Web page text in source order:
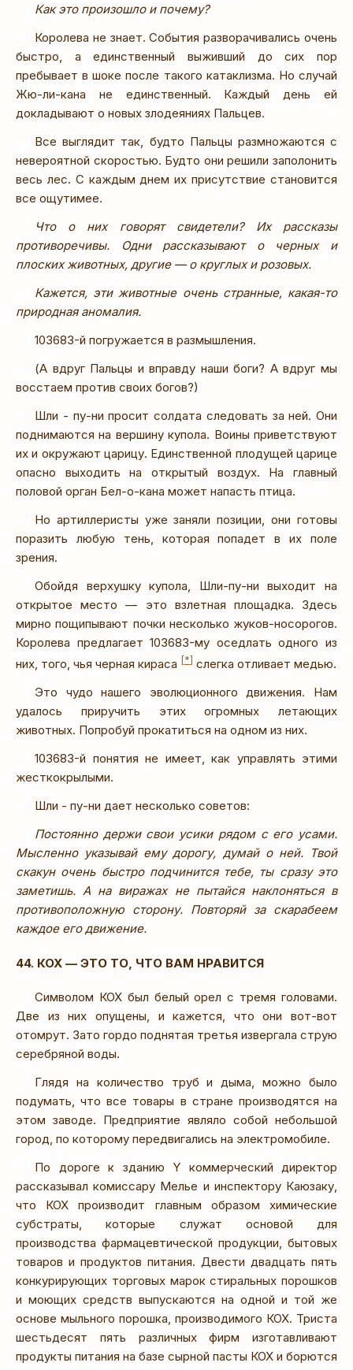
Как это произошло и почему?
Королева не знает. События разворачивались очень
быстро, а единственный выживший до сих пор
пребывает в шоке после такого катаклизма. Но случай
Жю-ли-кана не единственный. Каждый день ей
докладывают о новых злодеяниях Пальцев.
Все выглядит так, будто Пальцы размножаются с
невероятной скоростью. Будто они решили заполонить
весь лес. С каждым днем их присутствие становится
все ощутимее.
Что о них говорят свидетели? Их рассказы
противоречивы. Одни рассказывают о черных и
плоских животных, другие — о круглых и розовых.
Кажется, эти животные очень странные, какая-то
природная аномалия.
103683-й погружается в размышления.
(А вдруг Пальцы и вправду наши боги? А вдруг мы
восстаем против своих богов?)
Шли - пу-ни просит солдата следовать за ней. Они
поднимаются на вершину купола. Воины приветствуют
их и окружают царицу. Единственной плодущей царице
опасно выходить на открытый воздух. На главный
половой орган Бел-о-кана может напасть птица.
Но артиллеристы уже заняли позиции, они готовы
поразить любую тень, которая попадет в их поле
зрения.
Обойдя верхушку купола, Шли-пу-ни выходит на
открытое место — это взлетная площадка. Здесь
мирно пощипывают почки несколько жуков-носорогов.
Королева предлагает 103683-му оседлать одного из
них, того, чья черная кираса [*] слегка отливает медью.
Это чудо нашего эволюционного движения. Нам
удалось приручить этих огромных летающих
животных. Попробуй прокатиться на одном из них.
103683-й понятия не имеет, как управлять этими
жесткокрылыми.
Шли - пу-ни дает несколько советов:
Постоянно держи свои усики рядом с его усами.
Мысленно указывай ему дорогу, думай о ней. Твой
скакун очень быстро подчинится тебе, ты сразу это
заметишь. А на виражах не пытайся наклоняться в
противоположную сторону. Повторяй за скарабеем
каждое его движение.
44. КОХ — ЭТО ТО, ЧТО ВАМ НРАВИТСЯ
Символом КОХ был белый орел с тремя головами.
Две из них опущены, и кажется, что они вот-вот
отомрут. Зато гордо поднятая третья извергала струю
серебряной воды.
Глядя на количество труб и дыма, можно было
подумать, что все товары в стране производятся на
этом заводе. Предприятие являло собой небольшой
город, по которому передвигались на электромобиле.
По дороге к зданию Y коммерческий директор
рассказывал комиссару Мелье и инспектору Каюзаку,
что КОХ производит главным образом химические
субстраты, которые служат основой для
производства фармацевтической продукции, бытовых
товаров и продуктов питания. Двести двадцать пять
конкурирующих торговых марок стиральных порошков
и моющих средств выпускаются на одной и той же
основе мыльного порошка, производимого КОХ. Триста
шестьдесят пять различных фирм изготавливают
продукты питания на базе сырной пасты КОХ и борются